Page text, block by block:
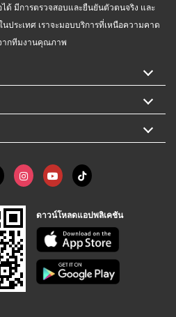
ด้ มีการตรวจสอบและยืนยันตัวตนจริง และ
ระเทศ เราจะมอบบริการที่เหนือความคาด
ากทีมงานคุณภาพ
ดาวน์โหลดแอปพลิเคชัน